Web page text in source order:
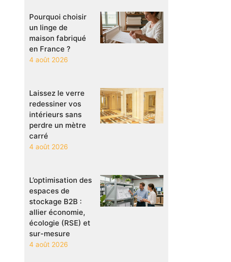
Pourquoi choisir
un linge de
maison fabriqué
en France ?
4 août 2026
Laissez le verre
redessiner vos
intérieurs sans
perdre un mètre
carré
4 août 2026
L’optimisation des
espaces de
stockage B2B :
allier économie,
écologie (RSE) et
sur-mesure
4 août 2026